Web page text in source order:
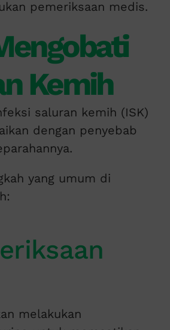
pemeriksaan medis.
Kemih
saluran kemih (ISK)
dengan penyebab
yang umum di
melakukan